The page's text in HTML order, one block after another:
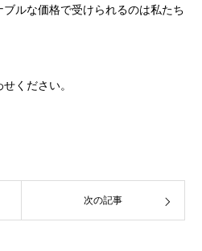
ルな価格で受けられるのは私たち
ください。
次の記事